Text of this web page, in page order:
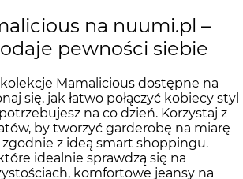
na nuumi.pl –
pewności siebie
Mamalicious dostępne na
się, jak łatwo połączyć kobiecy styl
na co dzień. Korzystaj z
by tworzyć garderobę na miarę
z ideą smart shoppingu.
idealnie sprawdzą się na
komfortowe jeansy na